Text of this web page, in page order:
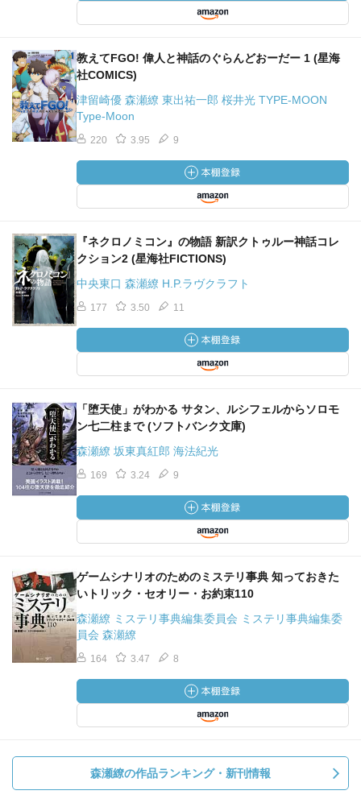
とは気づかないだろう。）
アフリカ東海岸にあるグレート・ジンバブエ遺跡を舞台
にした四行詩。本作の特徴的な文言の一部が後年、『翅の
ある死』に再利用される。
『狂気の山脈にて』
２回目の南極探検計画を中止させたいために、前責任者
が語った、南極探検での忌まわしい体験とは――。
（美しいグロテスクと言うのか、単純なホラーではない所
を目指すのもわかる。旧支配者を、未来で冷凍睡眠から目
覚めた我々に置き換えれば、その恐怖や悲哀に共感できる
だろうか。『アウトサイダー』もそうだが、知性ある怪物
をただのモンスターとして描写しないのは、ラヴクラフト
が最期まで抱いていた「孤独」に由来するものだろう
『翅のある死』
記に記されていた殺人計画と、その後に起きた悍ましい顛
末とは――。
（ヒールドのための代作。完全犯罪の手段として用いられ
る生物をTRPGに導入なら、攻撃が当たると毎ターンごとに
CONを削られる毒持ちタイプか。）
を解いたが、その中は空だった。直後、部屋の中に何者か
の気配が――。
（ラヴクラフト協力によるシーライト作。神話要素は薄い
が、冒頭に登場する『エルトダウン・シャーズ』は後に魔
導書の一つとしてクトゥルフ神話に取り込まれることにな
『イィスの夢』
ット。「イィス」という単語を気に入ったHPLは後に、
『時間を超えてきた影』でその単語を使用することにす
教えてFGO! 偉人と神話のぐらんどおーだー 1 (星海
社COMICS)
津留崎優 森瀬繚 東出祐一郎 桜井光 TYPE-MOON
Type-Moon
220 3.95 9
『ネクロノミコン』の物語 新訳クトゥルー神話コレ
クション2 (星海社FICTIONS)
中央東口 森瀬繚 H.P.ラヴクラフト
177 3.50 11
「堕天使」がわかる サタン、ルシフェルからソロモ
ン七二柱まで (ソフトバンク文庫)
森瀬繚 坂東真紅郎 海法紀光
169 3.24 9
ゲームシナリオのためのミステリ事典 知っておきた
いトリック・セオリー・お約束110
森瀬繚 ミステリ事典編集委員会 ミステリ事典編集委
員会 森瀬繚
164 3.47 8
森瀬繚の作品ランキング・新刊情報